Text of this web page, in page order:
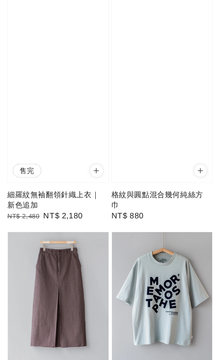
優惠
售完
細羅紋無袖翻領針織上衣｜
新色追加
Regular
NT$ 2,480 Sale
NT$ 2,180
格紋與圓點混合幾何純絲方
巾
Regular
NT$ 880